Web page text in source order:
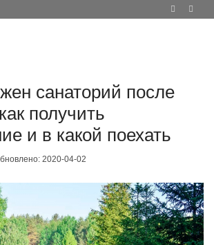
санаторий после
получить
и в какой поехать
2020-04-02